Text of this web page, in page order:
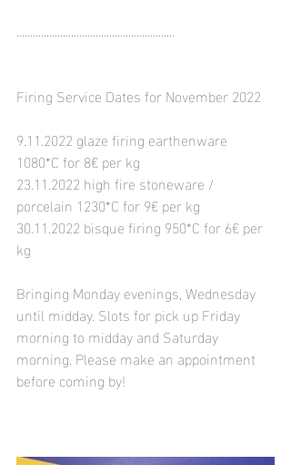
..........................................................
Firing Service Dates for November 2022
9.11.2022 glaze firing earthenware
1080*C for 8€ per kg
23.11.2022 high fire stoneware /
porcelain 1230*C for 9€ per kg
30.11.2022 bisque firing 950*C for 6€ per
kg
Bringing Monday evenings, Wednesday
until midday. Slots for pick up Friday
morning to midday and Saturday
morning. Please make an appointment
before coming by!